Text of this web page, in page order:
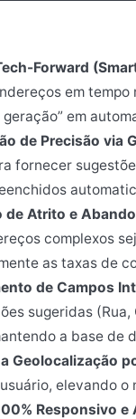
Forward
em
geração” em
de Precisão via
fornecer
de Atrito e
complexos
as taxas de
de Campos
sugeridas
a base de
Geolocalização
elevando
Responsivo e